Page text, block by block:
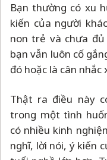
Bạn thường có xu
kiến của người
non trẻ và chưa đủ
bạn vẫn luôn cố
đó hoặc là cân
Thật ra điều này
trong một tình
có nhiều kinh
nghĩ, lời nói, ý kiến